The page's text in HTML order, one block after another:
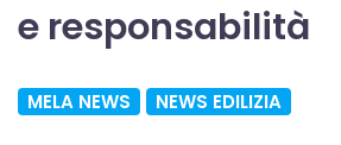
e responsabilità
MELA NEWS NEWS EDILIZIA